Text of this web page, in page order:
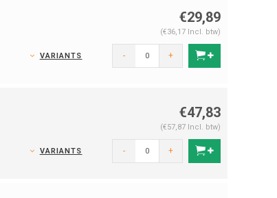
€29,89
(€36,17 Incl. btw)
VARIANTS - +
€47,83
(€57,87 Incl. btw)
VARIANTS - +